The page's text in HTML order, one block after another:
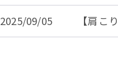
2025/09/05 【肩こ